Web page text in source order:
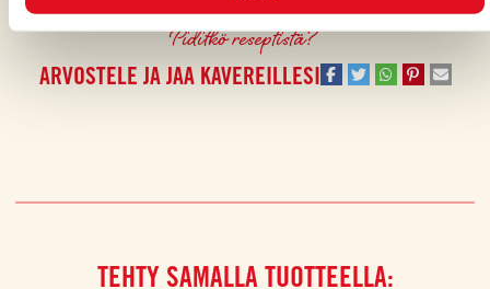
Piditkö reseptistä?
ARVOSTELE JA JAA KAVEREILLESI
TEHTY SAMALLA TUOTTEELLA: